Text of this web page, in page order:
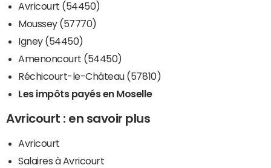
Avricourt (54450)
Moussey (57770)
Igney (54450)
Amenoncourt (54450)
Réchicourt-le-Château (57810)
Les impôts payés en Moselle
Avricourt : en savoir plus
Avricourt
Salaires à Avricourt